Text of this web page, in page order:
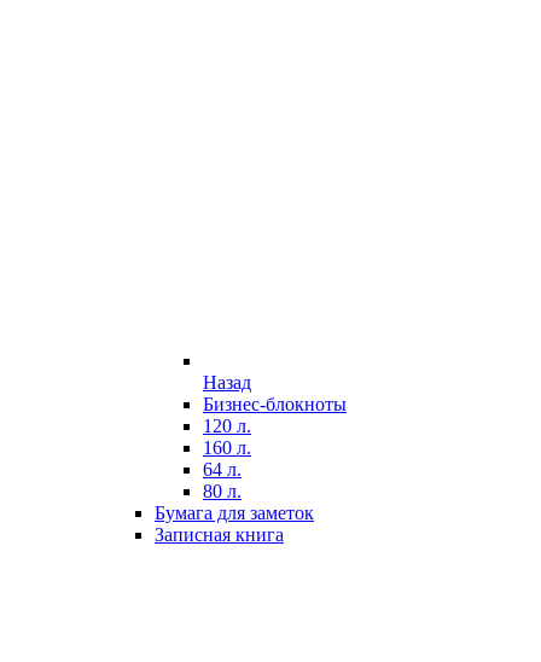
Назад
Бизнес-блокноты
120 л.
160 л.
64 л.
80 л.
Бумага для заметок
Записная книга